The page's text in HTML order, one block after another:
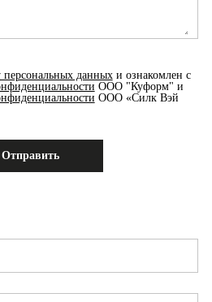
персональных данныхи ознакомлен с
ООО "Куформ" и
ООО «Силк Вэй